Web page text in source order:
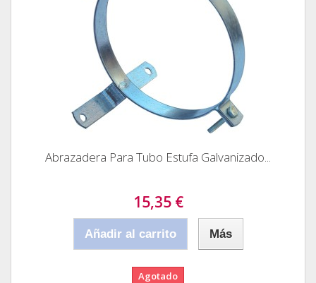
Abrazadera Para Tubo Estufa Galvanizado...
15,35 €
Añadir al carrito Más
Agotado